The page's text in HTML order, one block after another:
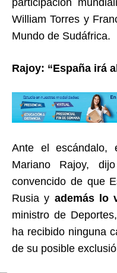
participación
William Torres y
Mundo de Sudáfrica.
Rajoy: “España irá
Ante el escándalo,
Mariano Rajoy,
convencido de que
Rusia y además lo
ministro de
ha recibido ninguna
de su posible